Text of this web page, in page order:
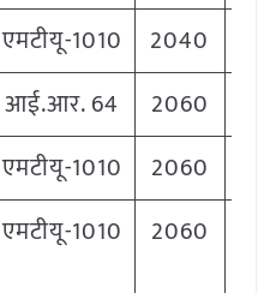
एमटीयू-1010 2040
आई.आर. 64 2060
एमटीयू-1010 2060
एमटीयू-1010 2060